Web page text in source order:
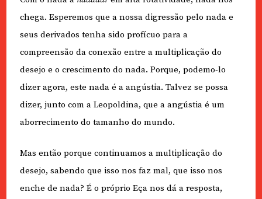
chega. Esperemos que a nossa digressão pelo nada e
seus derivados tenha sido profícuo para a
compreensão da conexão entre a multiplicação do
desejo e o crescimento do nada. Porque, podemo-lo
dizer agora, este nada é a angústia. Talvez se possa
dizer, junto com a Leopoldina, que a angústia é um
aborrecimento do tamanho do mundo.
Mas então porque continuamos a multiplicação do
desejo, sabendo que isso nos faz mal, que isso nos
enche de nada? É o próprio Eça nos dá a resposta,